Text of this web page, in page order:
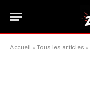
Accueil » Tous les articles »